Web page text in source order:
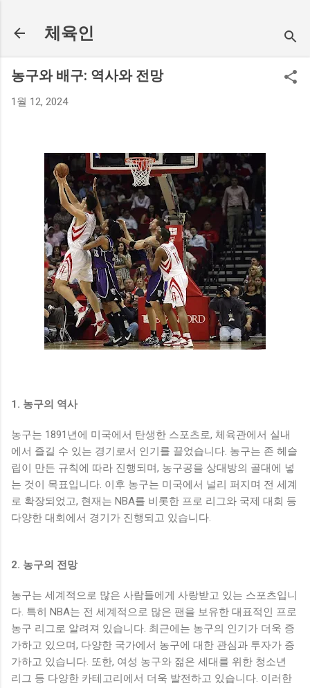
체육인
농구와 배구: 역사와 전망
1월 12, 2024
1. 농구의 역사
농구는 1891년에 미국에서 탄생한 스포츠로, 체육관에서 실내
에서 즐길 수 있는 경기로서 인기를 끌었습니다. 농구는 존 헤슬
립이 만든 규칙에 따라 진행되며, 농구공을 상대방의 골대에 넣
는 것이 목표입니다. 이후 농구는 미국에서 널리 퍼지며 전 세계
로 확장되었고, 현재는 NBA를 비롯한 프로 리그와 국제 대회 등
다양한 대회에서 경기가 진행되고 있습니다.
2. 농구의 전망
농구는 세계적으로 많은 사람들에게 사랑받고 있는 스포츠입니
다. 특히 NBA는 전 세계적으로 많은 팬을 보유한 대표적인 프로
농구 리그로 알려져 있습니다. 최근에는 농구의 인기가 더욱 증
가하고 있으며, 다양한 국가에서 농구에 대한 관심과 투자가 증
가하고 있습니다. 또한, 여성 농구와 젊은 세대를 위한 청소년
리그 등 다양한 카테고리에서 더욱 발전하고 있습니다. 이러한